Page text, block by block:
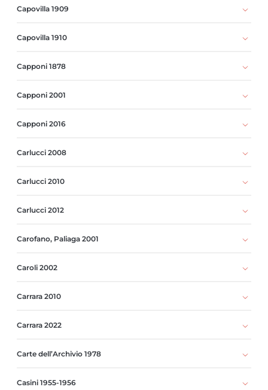
Capovilla 1909
Capovilla 1910
Capponi 1878
Capponi 2001
Capponi 2016
Carlucci 2008
Carlucci 2010
Carlucci 2012
Carofano, Paliaga 2001
Caroli 2002
Carrara 2010
Carrara 2022
Carte dell’Archivio 1978
Casini 1955-1956